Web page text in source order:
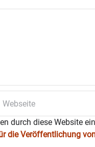
durch diese Website
die Veröffentlichung